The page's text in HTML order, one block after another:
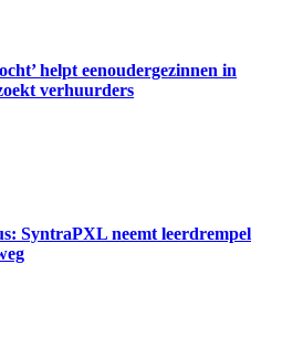
helpt eenoudergezinnen in
verhuurders
SyntraPXL neemt leerdrempel